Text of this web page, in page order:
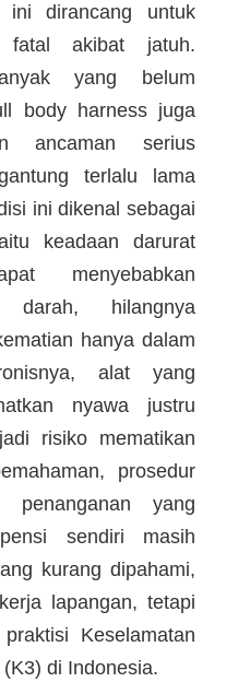
dirancang untuk
fatal akibat jatuh.
yang belum
body harness juga
ancaman serius
terlalu lama
ini dikenal sebagai
keadaan darurat
menyebabkan
darah, hilangnya
hanya dalam
alat yang
nyawa justru
risiko mematikan
prosedur
penanganan yang
sendiri masih
kurang dipahami,
lapangan, tetapi
Keselamatan
di Indonesia.